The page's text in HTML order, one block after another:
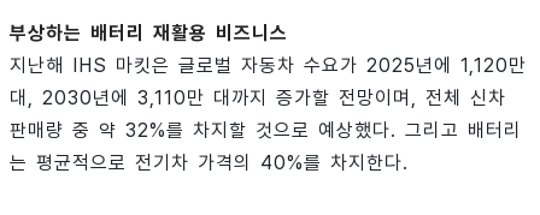
부상하는 배터리 재활용 비즈니스
지난해 IHS 마킷은 글로벌 자동차 수요가 2025년에 1,120만
대, 2030년에 3,110만 대까지 증가할 전망이며, 전체 신차
판매량 중 약 32%를 차지할 것으로 예상했다. 그리고 배터리
는 평균적으로 전기차 가격의 40%를 차지한다.